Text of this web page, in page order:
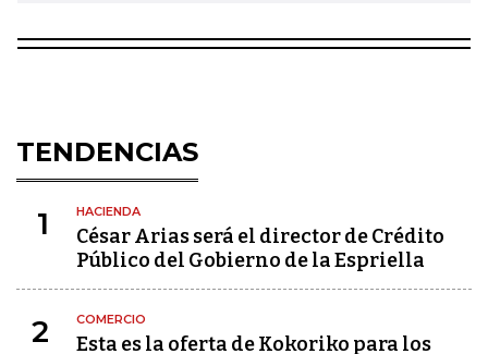
TENDENCIAS
1 HACIENDA
César Arias será el director de Crédito
Público del Gobierno de la Espriella
2 COMERCIO
Esta es la oferta de Kokoriko para los